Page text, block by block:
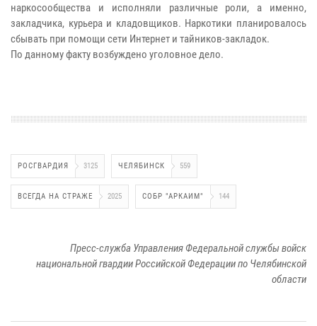
наркосообщества и исполняли различные роли, а именно,
закладчика, курьера и кладовщиков. Наркотики планировалось
сбывать при помощи сети Интернет и тайников-закладок.
По данному факту возбуждено уголовное дело.
РОСГВАРДИЯ 3125 ЧЕЛЯБИНСК 559
ВСЕГДА НА СТРАЖЕ 2025 СОБР "АРКАИМ" 144
Пресс-служба Управления Федеральной службы войск
национальной гвардии Российской Федерации по Челябинской
области